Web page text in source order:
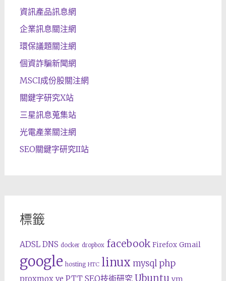
資訊產品訊息網
企業訊息關注網
環保議題關注網
個資詐騙新聞網
MSCI成份股關注網
關鍵字研究X站
三星訊息蒐集站
光電產業關注網
SEO關鍵字研究II站
標籤
ADSL DNS docker dropbox facebook Firefox Gmail
google hosting HTC linux mysql php
proxmox ve PTT SEO技術研究 Ubuntu vm